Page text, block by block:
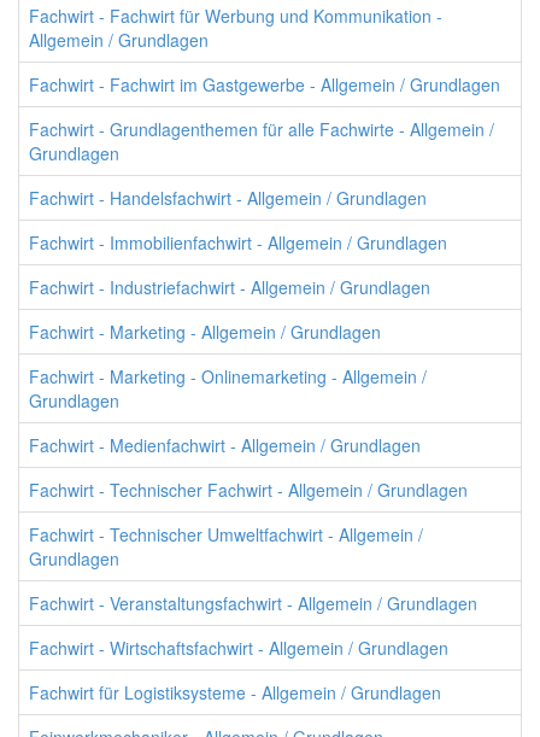
Fachwirt - Fachwirt für Werbung und Kommunikation -
Allgemein / Grundlagen
Fachwirt - Fachwirt im Gastgewerbe - Allgemein / Grundlagen
Fachwirt - Grundlagenthemen für alle Fachwirte - Allgemein /
Grundlagen
Fachwirt - Handelsfachwirt - Allgemein / Grundlagen
Fachwirt - Immobilienfachwirt - Allgemein / Grundlagen
Fachwirt - Industriefachwirt - Allgemein / Grundlagen
Fachwirt - Marketing - Allgemein / Grundlagen
Fachwirt - Marketing - Onlinemarketing - Allgemein /
Grundlagen
Fachwirt - Medienfachwirt - Allgemein / Grundlagen
Fachwirt - Technischer Fachwirt - Allgemein / Grundlagen
Fachwirt - Technischer Umweltfachwirt - Allgemein /
Grundlagen
Fachwirt - Veranstaltungsfachwirt - Allgemein / Grundlagen
Fachwirt - Wirtschaftsfachwirt - Allgemein / Grundlagen
Fachwirt für Logistiksysteme - Allgemein / Grundlagen